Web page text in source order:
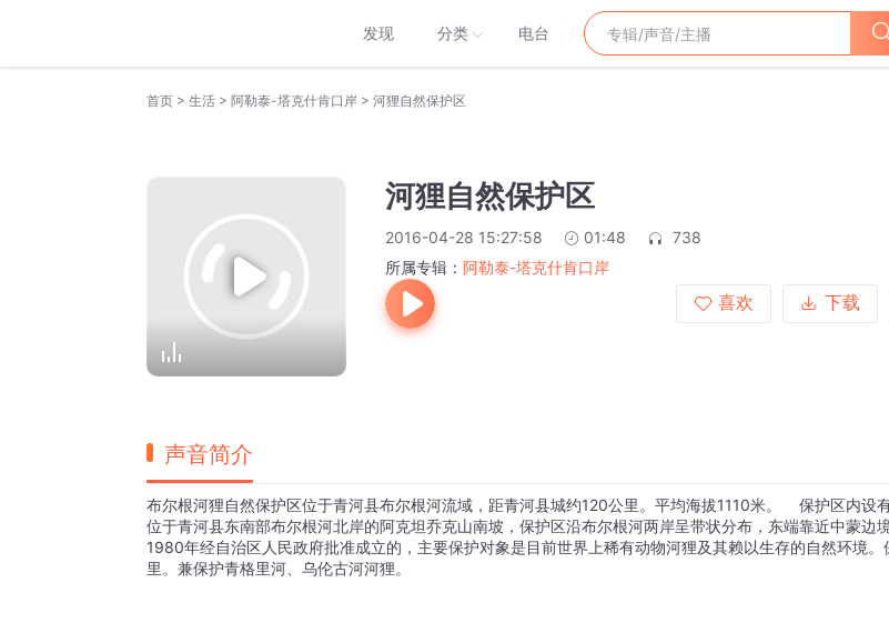
发现 分类 电台
首页 > 生活 > 阿勒泰-塔克什肯口岸 > 河狸自然保护区
河狸自然保护区
2016-04-28 15:27:58 01:48
738
所属专辑： 阿勒泰-塔克什肯口岸
喜欢
下载
声音简介
布尔根河狸自然保护区位于青河县布尔根河流域，距青河县城约120公里。平均海拔1110米。    保护区内设
位于青河县东南部布尔根河北岸的阿克坦乔克山南坡，保护区沿布尔根河两岸呈带状分布，东端靠近中蒙边
1980年经自治区人民政府批准成立的，主要保护对象是目前世界上稀有动物河狸及其赖以生存的自然环境
里。兼保护青格里河、乌伦古河河狸。